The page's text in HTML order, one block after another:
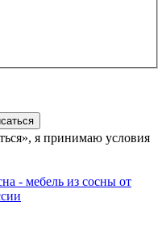
я принимаю условия